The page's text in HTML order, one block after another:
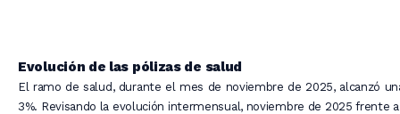
Evolución de las pólizas de salud
El ramo de salud, durante el mes de noviembre de 2025, alcanzó
3%. Revisando la evolución intermensual, noviembre de 2025